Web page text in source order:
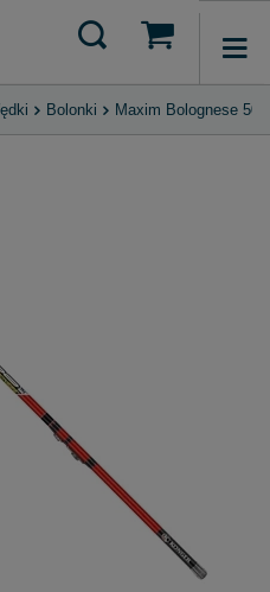
Bolonki Maxim Bolognese